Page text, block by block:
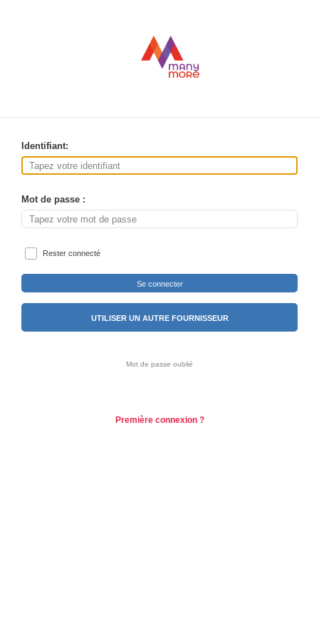
Identifiant:
Mot de passe :
Rester connecté
Se connecter
UTILISER UN AUTRE FOURNISSEUR
Mot de passe oublié
Première connexion ?